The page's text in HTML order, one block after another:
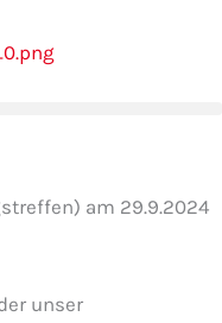
am 29.9.2024
unser